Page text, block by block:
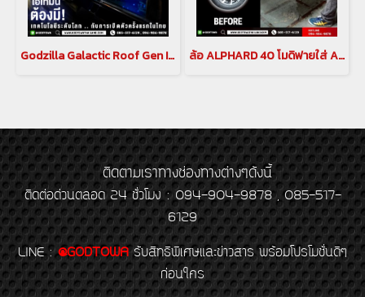
Godzilla Galactic Roof Gen II หลังคาดาวสำหรับ อัลพาร์ด เวลไฟร์ ALPHARD/VELLFIRE 20 รุ่นปี 2008-2014 , ALPHARD/VELLFIRE 30 รุ่นปี 2015-2023(copy)(copy) ล้อ ALPHARD 40 โมดิฟายใส่ ALPHARD 30
ติดตามเราทางช่องทางต่างๆดังนี้
ติดต่อด่วนตลอด 24 ชั่วโมง : 094-904-9878 , 085-517-
6129
LINE : @GODTOWA รับสิทธิพิเศษและข่าวสาร พร้อมโปรโมชั่นดีๆ
ก่อนใคร